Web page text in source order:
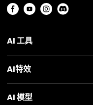
AI 工具
AI特效
AI 模型